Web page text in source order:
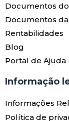
Documentos
Documentos
Rentabilidades
Blog
Portal de Ajuda
Informação
Informações
Política de